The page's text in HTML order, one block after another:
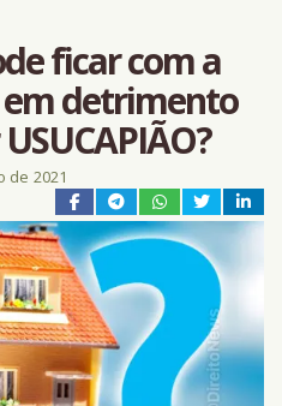
ficar com a
detrimento
de 2021